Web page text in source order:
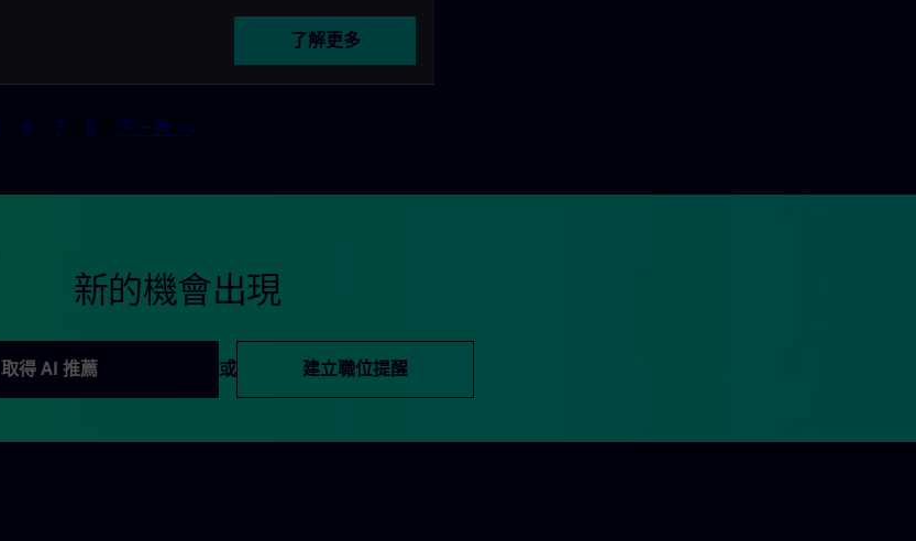
了解更多
6 7 8 下一頁 >>
新的機會出現
取得 AI 推薦 或 建立職位提醒